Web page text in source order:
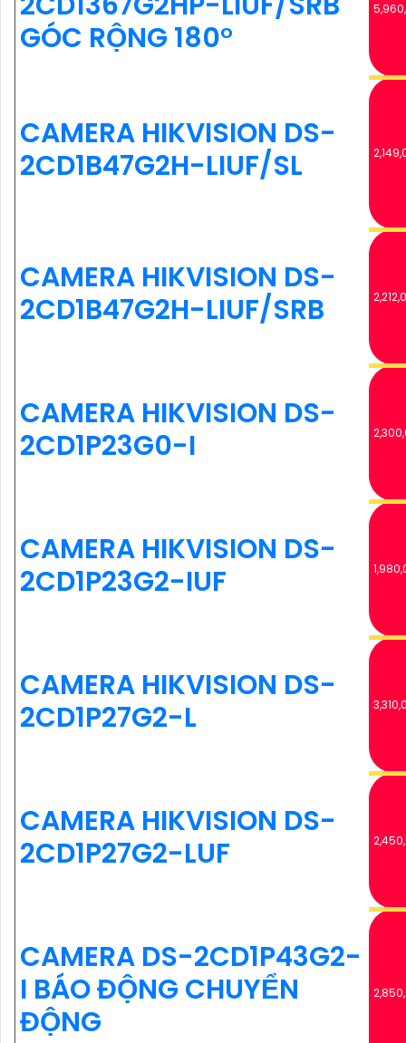
GÓC RỘNG 180°
CAMERA HIKVISION DS-
2CD1B47G2H-LIUF/SL
CAMERA HIKVISION DS-
2CD1B47G2H-LIUF/SRB
CAMERA HIKVISION DS-
2CD1P23G0-I
CAMERA HIKVISION DS-
2CD1P23G2-IUF
CAMERA HIKVISION DS-
2CD1P27G2-L
CAMERA HIKVISION DS-
2CD1P27G2-LUF
CAMERA DS-2CD1P43G2-
I BÁO ĐỘNG CHUYỂN
ĐỘNG